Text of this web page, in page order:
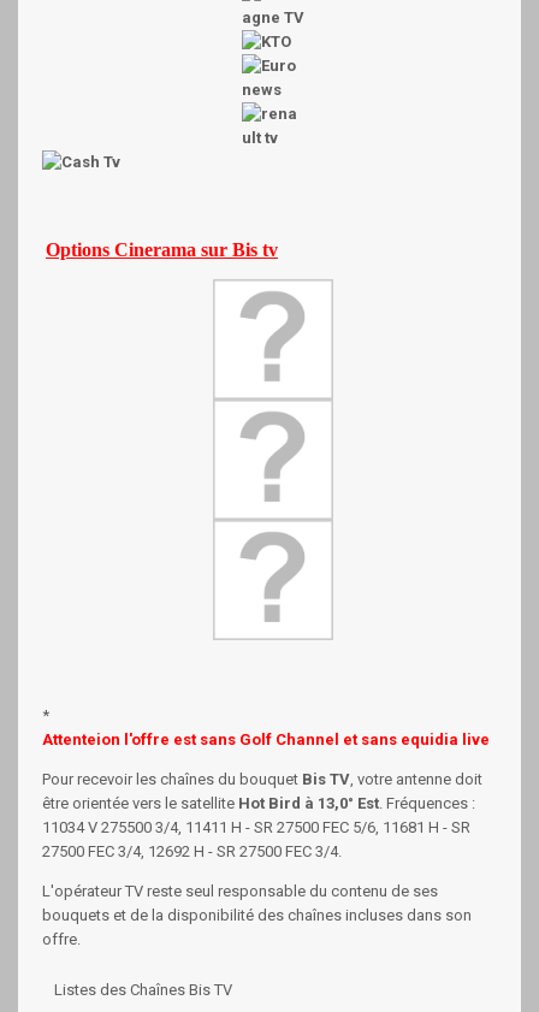
Options Cinerama sur Bis tv
*
Attenteion l'offre est sans Golf Channel et sans equidia live
Pour recevoir les chaînes du bouquet Bis TV, votre antenne doit
être orientée vers le satellite Hot Bird à 13,0° Est. Fréquences :
11034 V 275500 3/4, 11411 H - SR 27500 FEC 5/6, 11681 H - SR
27500 FEC 3/4, 12692 H - SR 27500 FEC 3/4.
L'opérateur TV reste seul responsable du contenu de ses
bouquets et de la disponibilité des chaînes incluses dans son
offre.
Listes des Chaînes Bis TV